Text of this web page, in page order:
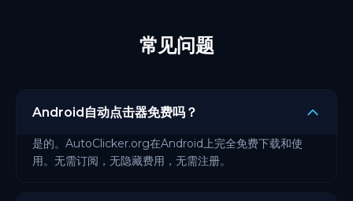
常见问题
Android自动点击器免费吗？
是的。AutoClicker.org在Android上完全免费下载和使
用。无需订阅，无隐藏费用，无需注册。